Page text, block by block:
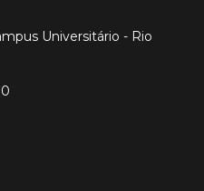
Universitário - Rio